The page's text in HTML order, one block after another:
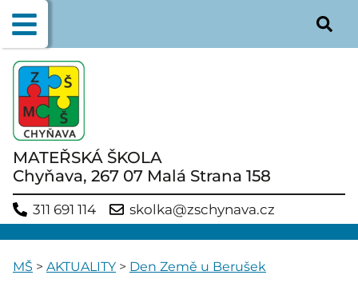
MATEŘSKÁ ŠKOLA
Chyňava, 267 07 Malá Strana 158
311 691 114 skolka@zschynava.cz
MŠ > AKTUALITY > Den Země u Berušek